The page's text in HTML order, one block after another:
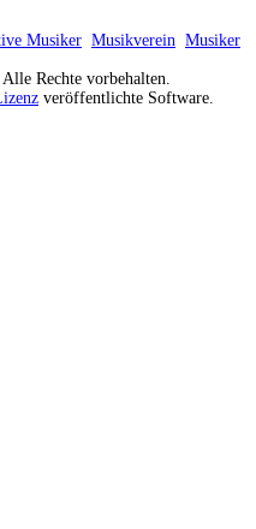
Musiker Musikverein Musiker
Rechte vorbehalten.
veröffentlichte Software.